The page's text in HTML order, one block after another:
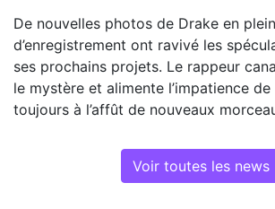
De nouvelles photos de Drake en
d’enregistrement ont ravivé les
ses prochains projets. Le rappeur
le mystère et alimente l’impatience de
toujours à l’affût de nouveaux
Voir toutes les news